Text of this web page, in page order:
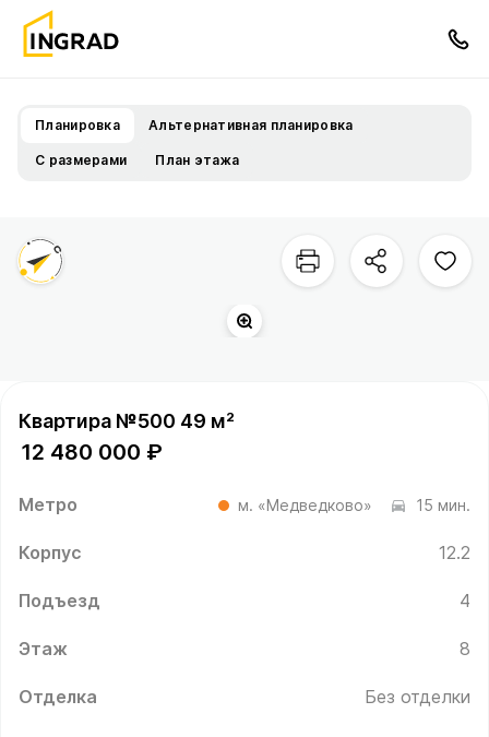
Планировка Альтернативная планировка
С размерами План этажа
Квартира №500 49 м²
12 480 000 ₽
Метро м. «Медведково» 15 мин.
Корпус 12.2
Подъезд 4
Этаж 8
Отделка Без отделки